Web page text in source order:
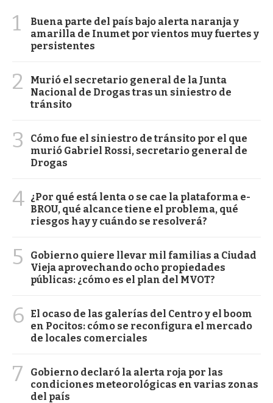
1
Buena parte del país bajo alerta naranja y
amarilla de Inumet por vientos muy fuertes y
persistentes
2
Murió el secretario general de la Junta
Nacional de Drogas tras un siniestro de
tránsito
3
Cómo fue el siniestro de tránsito por el que
murió Gabriel Rossi, secretario general de
Drogas
4 ¿Por qué está lenta o se cae la plataforma e-
BROU, qué alcance tiene el problema, qué
riesgos hay y cuándo se resolverá?
5
Gobierno quiere llevar mil familias a Ciudad
Vieja aprovechando ocho propiedades
públicas: ¿cómo es el plan del MVOT?
6
El ocaso de las galerías del Centro y el boom
en Pocitos: cómo se reconfigura el mercado
de locales comerciales
7
Gobierno declaró la alerta roja por las
condiciones meteorológicas en varias zonas
del país